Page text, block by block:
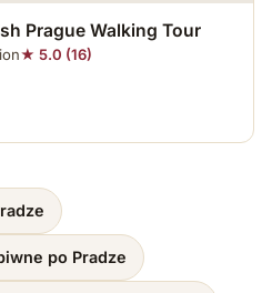
Prague Walking Tour
★ 5.0 (16)
po Pradze